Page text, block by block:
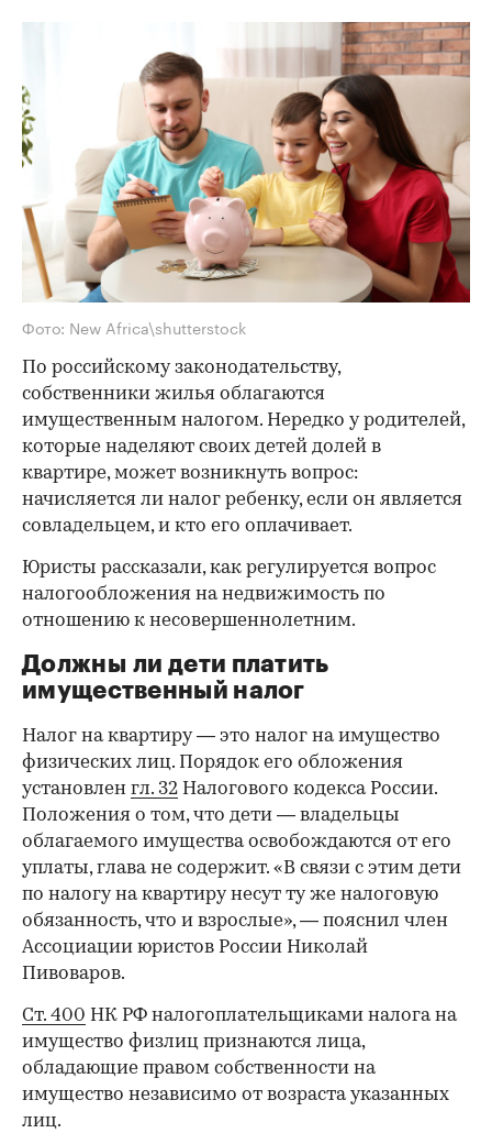
Фото: New Africa\shutterstock
По российскому законодательству,
собственники жилья облагаются
имущественным налогом. Нередко у родителей,
которые наделяют своих детей долей в
квартире, может возникнуть вопрос:
начисляется ли налог ребенку, если он является
совладельцем, и кто его оплачивает.
Юристы рассказали, как регулируется вопрос
налогообложения на недвижимость по
отношению к несовершеннолетним.
Должны ли дети платить
имущественный налог
00:00 / 00:00
Налог на квартиру — это налог на имущество
физических лиц. Порядок его обложения
установлен гл. 32 Налогового кодекса России.
Положения о том, что дети — владельцы
облагаемого имущества освобождаются от его
уплаты, глава не содержит. «В связи с этим дети
по налогу на квартиру несут ту же налоговую
обязанность, что и взрослые», — пояснил член
Ассоциации юристов России Николай
Пивоваров.
Ст. 400 НК РФ налогоплательщиками налога на
имущество физлиц признаются лица,
обладающие правом собственности на
имущество независимо от возраста указанных
лиц.